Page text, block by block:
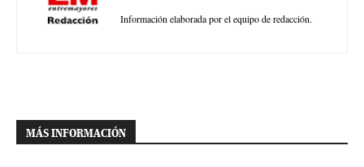
Información elaborada por el equipo de redacción.
MÁS INFORMACIÓN